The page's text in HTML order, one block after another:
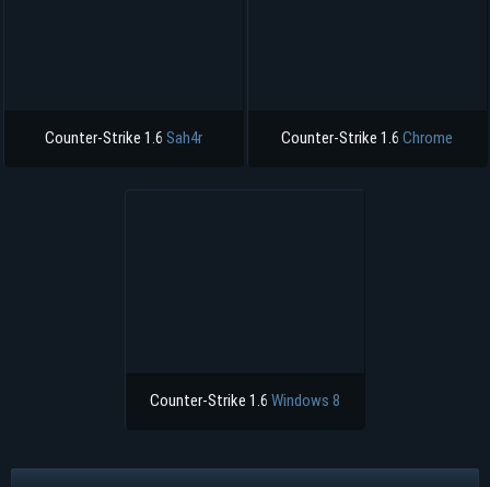
Counter-Strike 1.6 Sah4r Counter-Strike 1.6 Chrome
Counter-Strike 1.6 Windows 8